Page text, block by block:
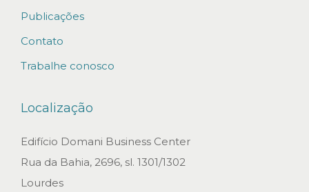
Publicações
Contato
Trabalhe conosco
Localização
Edifício Domani Business Center
Rua da Bahia, 2696, sl. 1301/1302
Lourdes